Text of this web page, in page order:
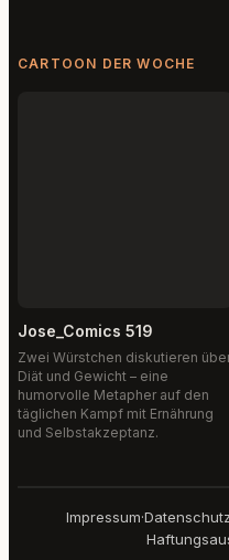
CARTOON DER WOCHE
Jose_Comics 519
Zwei Würstchen diskutieren
Diät und Gewicht – eine
humorvolle Metapher auf den
täglichen Kampf mit Ernährung
und Selbstakzeptanz.
Impressum·Datenschutz